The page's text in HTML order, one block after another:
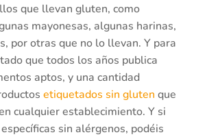
que llevan gluten, como
mayonesas, algunas harinas,
por otras que no lo llevan. Y para
que todos los años publica
aptos, y una cantidad
etiquetados sin gluten que
cualquier establecimiento. Y si
sin alérgenos, podéis